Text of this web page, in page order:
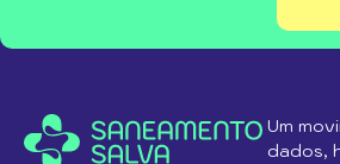
Um
dados,